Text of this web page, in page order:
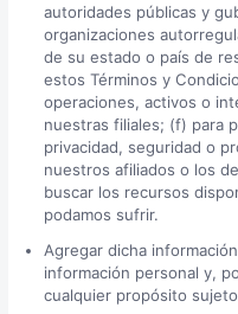
autoridades públicas y
organizaciones
de su estado o país de
estos Términos y
operaciones, activos o
nuestras filiales; (f) para
privacidad, seguridad o
nuestros afiliados o los
buscar los recursos
podamos sufrir.
Agregar dicha
información personal y,
cualquier propósito